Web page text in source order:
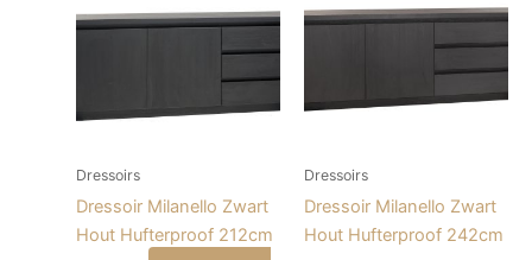
Dressoirs
Dressoir Milanello Zwart
Hout Hufterproof 212cm
Dressoirs
Dressoir Milanello Zwart
Hout Hufterproof 242cm